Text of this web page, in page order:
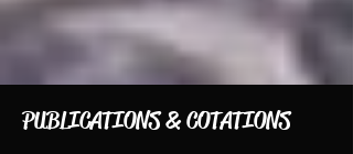
PUBLICATIONS & COTATIONS